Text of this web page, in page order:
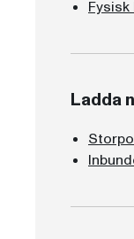
Fysisk
Ladda